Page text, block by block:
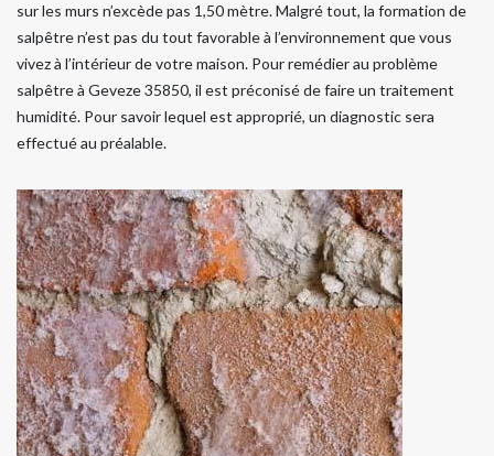
sur les murs n’excède pas 1,50 mètre. Malgré tout, la formation de
salpêtre n’est pas du tout favorable à l’environnement que vous
vivez à l’intérieur de votre maison. Pour remédier au problème
salpêtre à Geveze 35850, il est préconisé de faire un traitement
humidité. Pour savoir lequel est approprié, un diagnostic sera
effectué au préalable.